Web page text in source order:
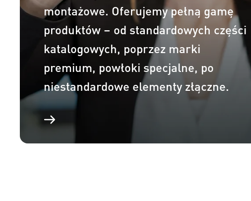
montażowe. Oferujemy pełną gamę
produktów – od standardowych części
katalogowych, poprzez marki
premium, powłoki specjalne, po
niestandardowe elementy złączne.